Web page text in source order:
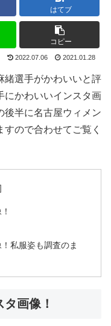
はてブ
コピー
2022.07.06 2021.01.28
緒選手がかわいいと評
にかわいいインスタ画
後半に名古屋ウィメン
ので合わせてご覧く
私服姿も調査のま
画像！